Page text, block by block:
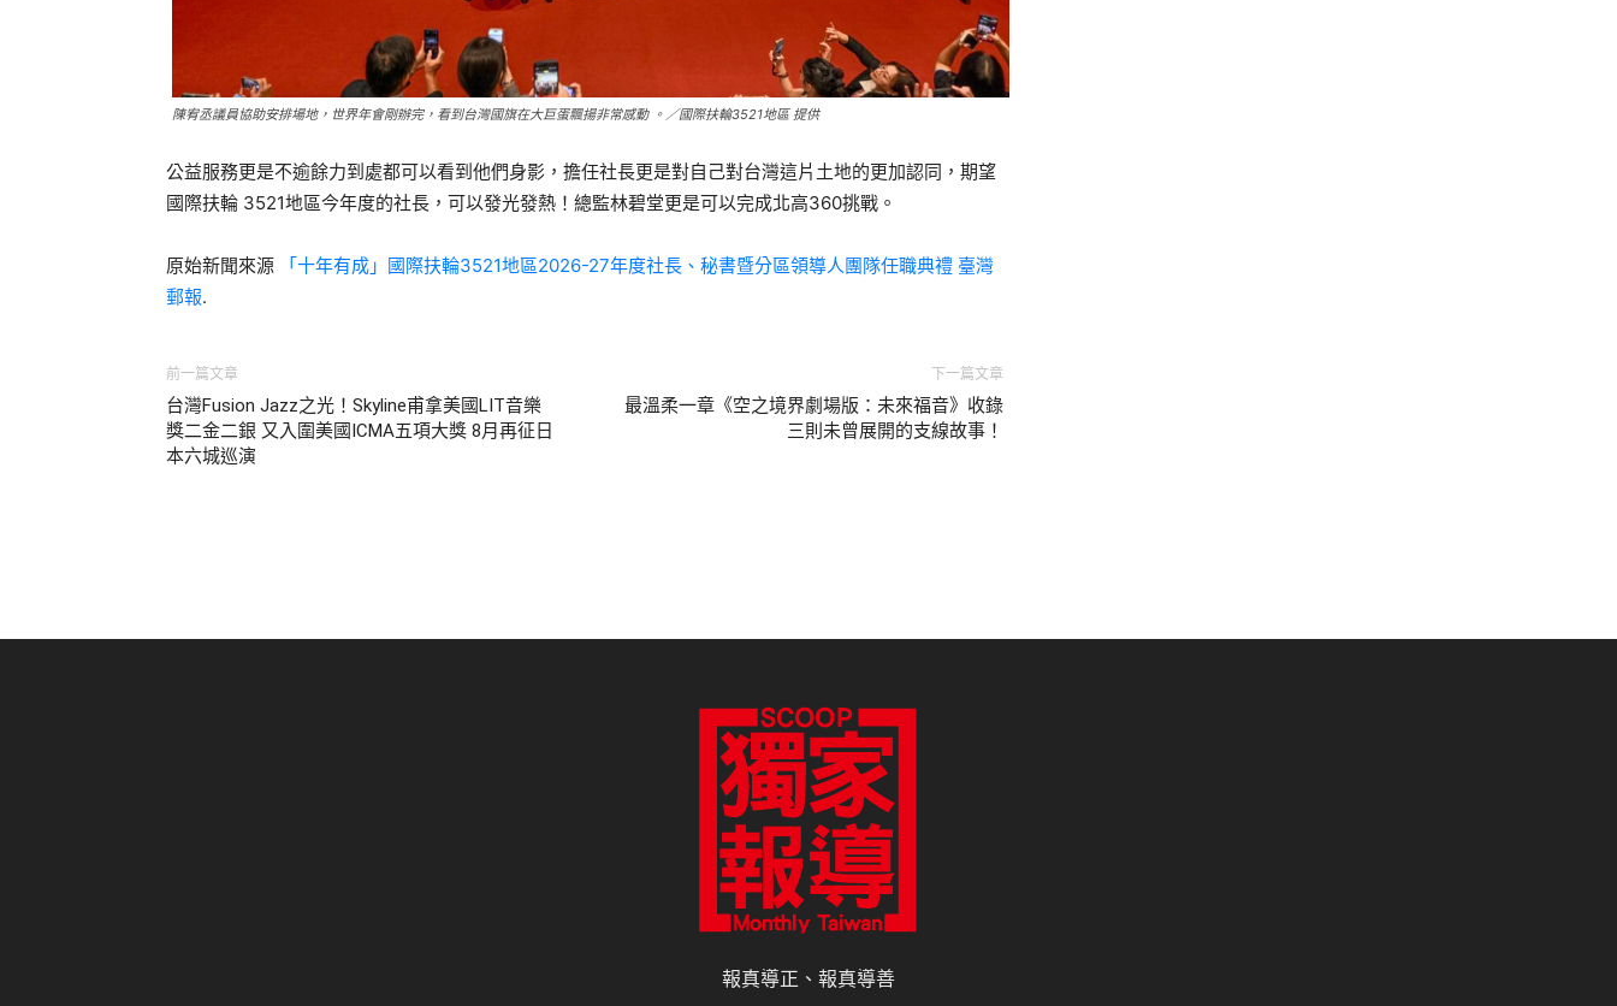
陳宥丞議員協助安排場地，世界年會剛辦完，看到台灣國旗在大巨蛋飄揚非常感動 。／國際扶輪3521地區 提供
公益服務更是不逾餘力到處都可以看到他們身影，擔任社長更是對自己對台灣這片土地的更加認同，期望
國際扶輪 3521地區今年度的社長，可以發光發熱！總監林碧堂更是可以完成北高360挑戰。
原始新聞來源 「十年有成」國際扶輪3521地區2026-27年度社長、秘書暨分區領導人團隊任職典禮 臺灣
郵報.
前一篇文章
台灣Fusion Jazz之光！Skyline甫拿美國LIT音樂
獎二金二銀 又入圍美國ICMA五項大獎 8月再征日
本六城巡演
下一篇文章
最溫柔一章《空之境界劇場版：未來福音》收錄
三則未曾展開的支線故事！
報真導正、報真導善